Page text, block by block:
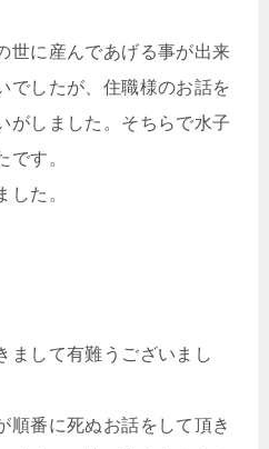
世に産んであげる事が出来
でしたが、住職様のお話を
がしました。そちらで水子
です。
した。
まして有難うございまし
順番に死ぬお話をして頂き